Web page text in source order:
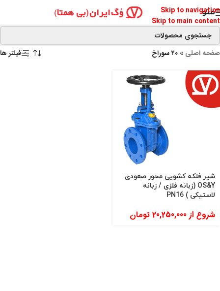
Skip to navigation
Skip to main content
منو
صفحه اصلی » ۲۰ سوراخ فیلتر ها
شیر فلکه کشویی محور صعودی
OS&Y (زبانه فلزی / زبانه
لاستیکی ) PN16
شروع از20,250,000 تومان